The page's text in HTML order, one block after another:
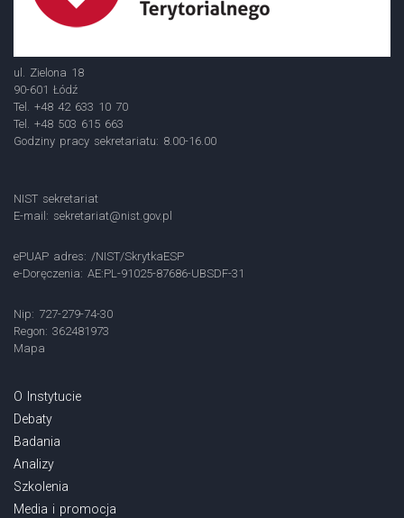
ul. Zielona 18
90-601 Łódź
Tel. +48 42 633 10 70
Tel. +48 503 615 663
Godziny pracy sekretariatu: 8.00-16.00
NIST sekretariat
E-mail: sekretariat@nist.gov.pl
ePUAP adres: /NIST/SkrytkaESP
e-Doręczenia: AE:PL-91025-87686-UBSDF-31
Nip: 727-279-74-30
Regon: 362481973
Mapa
O Instytucie
Debaty
Badania
Analizy
Szkolenia
Media i promocja